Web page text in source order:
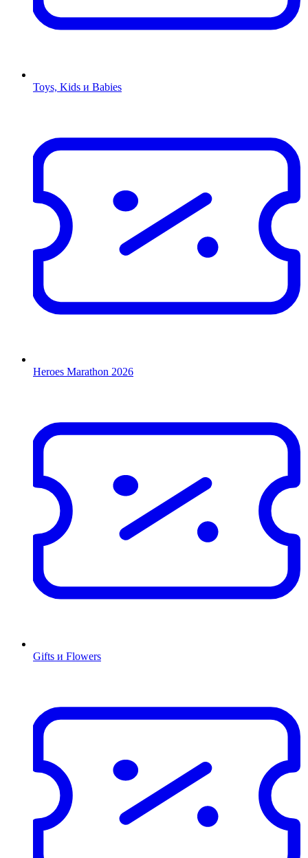
Toys, Kids и Babies
Heroes Marathon 2026
Gifts и Flowers